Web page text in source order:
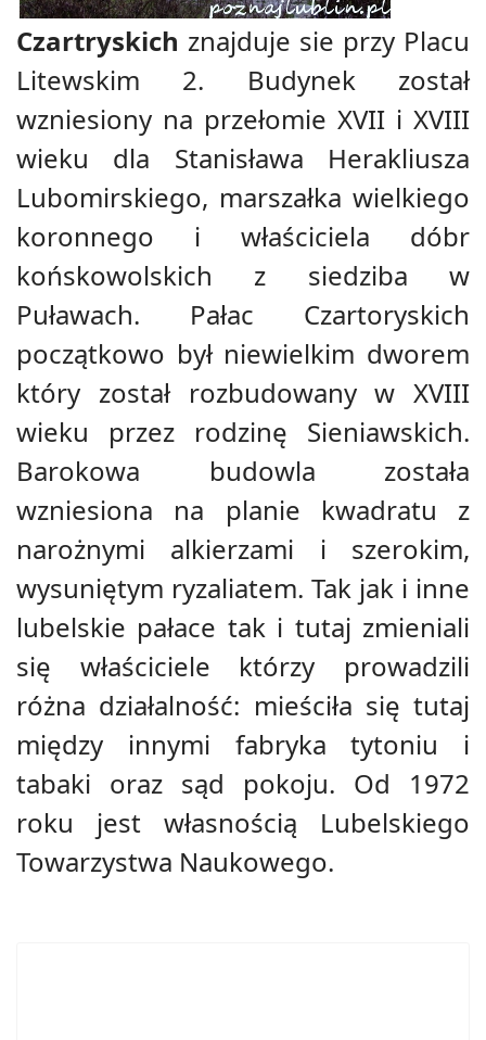
Czartryskich znajduje sie przy Placu
Litewskim 2. Budynek został
wzniesiony na przełomie XVII i XVIII
wieku dla Stanisława Herakliusza
Lubomirskiego, marszałka wielkiego
koronnego i właściciela dóbr
końskowolskich z siedziba w
Puławach. Pałac Czartoryskich
początkowo był niewielkim dworem
który został rozbudowany w XVIII
wieku przez rodzinę Sieniawskich.
Barokowa budowla została
wzniesiona na planie kwadratu z
narożnymi alkierzami i szerokim,
wysuniętym ryzaliatem. Tak jak i inne
lubelskie pałace tak i tutaj zmieniali
się właściciele którzy prowadzili
różna działalność: mieściła się tutaj
między innymi fabryka tytoniu i
tabaki oraz sąd pokoju. Od 1972
roku jest własnością Lubelskiego
Towarzystwa Naukowego.